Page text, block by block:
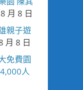
月 8 日
親子遊
月 8 日
免費園
人